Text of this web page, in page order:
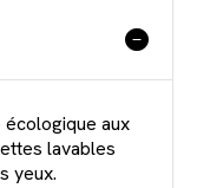
aux
lavables
yeux.